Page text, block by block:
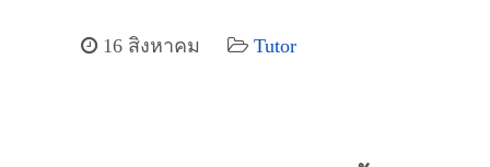
16 สิงหาคม Tutor